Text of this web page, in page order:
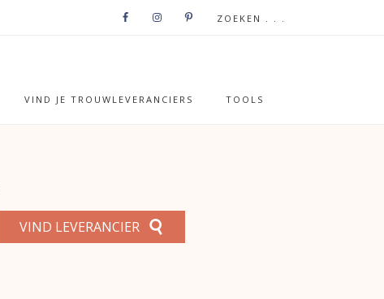
VIND JE TROUWLEVERANCIERS TOOLS
VIND LEVERANCIER